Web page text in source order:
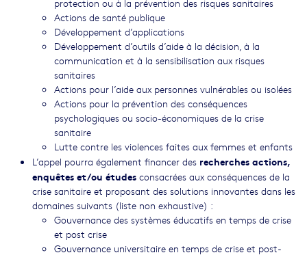
protection ou à la prévention des risques sanitaires
Actions de santé publique
Développement d’applications
Développement d’outils d’aide à la décision, à la
communication et à la sensibilisation aux risques
sanitaires
Actions pour l’aide aux personnes vulnérables ou isolées
Actions pour la prévention des conséquences
psychologiques ou socio-économiques de la crise
sanitaire
Lutte contre les violences faites aux femmes et enfants
L’appel pourra également financer des recherches actions,
enquêtes et/ou études consacrées aux conséquences de la
crise sanitaire et proposant des solutions innovantes dans les
domaines suivants (liste non exhaustive) :
Gouvernance des systèmes éducatifs en temps de crise
et post crise
Gouvernance universitaire en temps de crise et post-